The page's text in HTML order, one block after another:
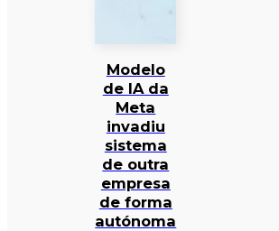
Modelo
de IA da
Meta
invadiu
sistema
de outra
empresa
de forma
autónoma